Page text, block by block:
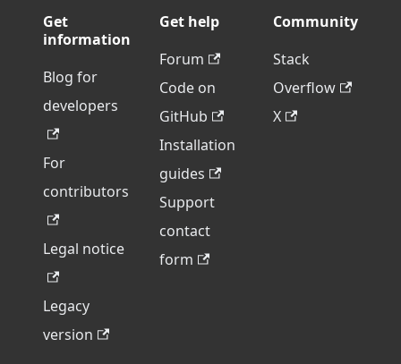
Get
information
Blog for
developers
For
contributors
Legal notice
Legacy
version
Get help
Forum
Code on
GitHub
Installation
guides
Support
contact
form
Community
Stack
Overflow
X